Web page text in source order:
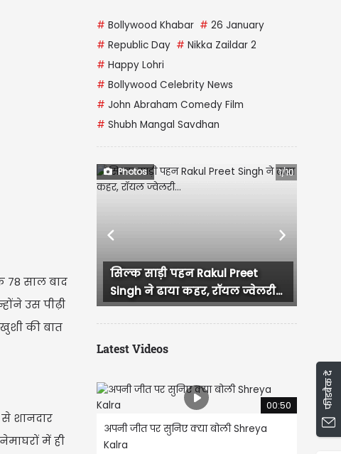
78 साल बाद
उस पीढ़ी
की बात
शानदार
में ही
# Bollywood Khabar # 26 January
# Republic Day # Nikka Zaildar 2
# Happy Lohri
# Bollywood Celebrity News
# John Abraham Comedy Film
# Shubh Mangal Savdhan
Photos 1/10
साड़ी पहन Rakul Preet
ने ढाया कहर, रॉयल ज्वेलरी...
52 की उम्र में भी कहर ढा रहीं
मलाइका अरोड़ा, बिकिनी लुक
Previous Next
Latest Videos
00:50
अपनी जीत पर सुनिए क्या बोली Shreya
Kalra
फीडबैक दें